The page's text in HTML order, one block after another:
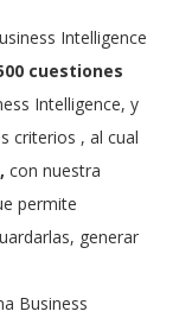
Intelligence
cuestiones
Intelligence, y
criterios , al cual
con nuestra
permite
generar
Business